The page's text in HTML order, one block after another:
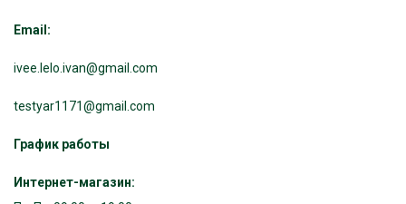
Email:
ivee.lelo.ivan@gmail.com
testyar1171@gmail.com
График работы
Интернет-магазин: